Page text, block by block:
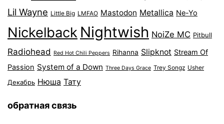
Lil Wayne Little Big LMFAO Mastodon Metallica Ne-Yo
Nickelback Nightwish NoiZe MC Pitbull
Radiohead Red Hot Chili Peppers Rihanna Slipknot Stream Of
Passion System of a Down Three Days Grace Trey Songz Usher
Декабрь Нюша Тату
обратная связь